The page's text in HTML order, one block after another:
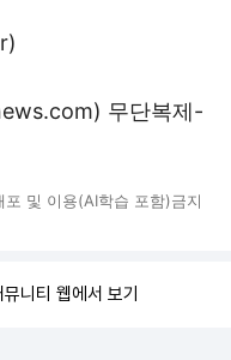
무단복제-
및 이용(AI학습 포함)금지
니티 웹에서 보기